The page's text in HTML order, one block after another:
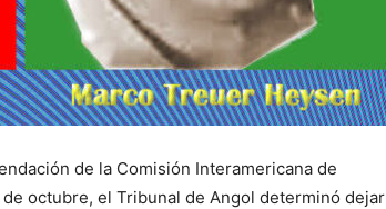
de la Comisión Interamericana de
octubre, el Tribunal de Angol determinó dejar